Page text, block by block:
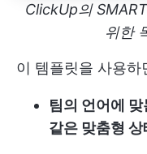
ClickUp의
위한
이 템플릿을 사용
팀의 언어에
같은 맞춤형 상